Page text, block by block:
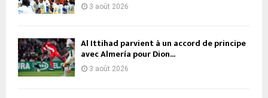
3 août 2026
Al Ittihad parvient à un accord de principe
avec Almería pour Dion...
3 août 2026